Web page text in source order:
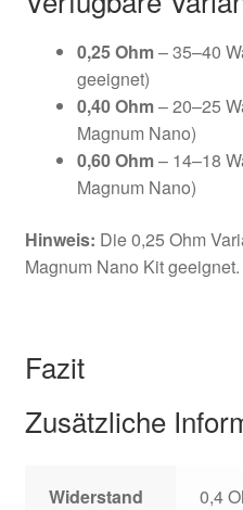
0,25 Ohm– 35–40
geeignet)
0,40 Ohm– 20–25
Magnum Nano)
0,60 Ohm– 14–18
Magnum Nano)
Hinweis: Die 0,25 Ohm
Magnum Nano Kit geeignet.
Fazit
Zusätzliche
Widerstand 0,4